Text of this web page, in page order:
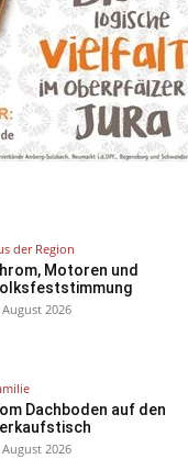
der Region
Motoren und
August 2026
Dachboden auf den
August 2026